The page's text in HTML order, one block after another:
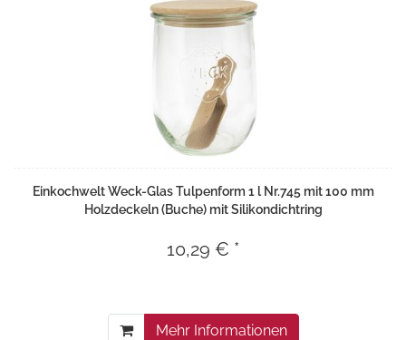
Einkochwelt Weck-Glas Tulpenform 1 l Nr.745 mit 100 mm
Holzdeckeln (Buche) mit Silikondichtring
10,29 € *
Mehr Informationen